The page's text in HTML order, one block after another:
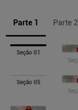
Parte 1 Parte 2
Seção 01
Seção 05